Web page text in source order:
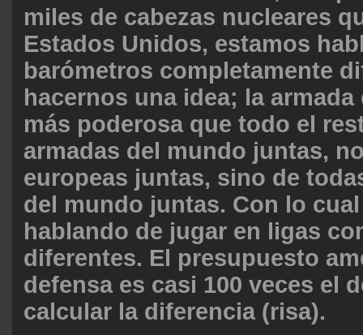
miles de cabezas nucleares
Estados Unidos, estamos
barómetros completamente
hacernos una idea; la armada
más poderosa que todo el
armadas del mundo juntas,
europeas juntas, sino de
del mundo juntas. Con lo
hablando de jugar en ligas
diferentes. El presupuesto
defensa es casi 100 veces el
calcular la diferencia (risa).